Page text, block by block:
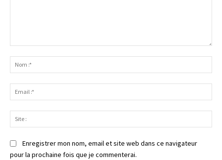
:*
:*
:
Enregistrer mon nom, email et site web dans ce navigateur
pour la prochaine fois que je commenterai.